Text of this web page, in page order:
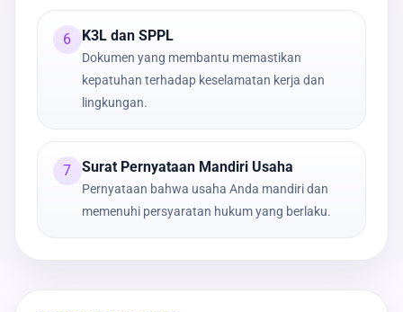
6 K3L dan SPPL
Dokumen yang membantu memastikan
kepatuhan terhadap keselamatan kerja dan
lingkungan.
7 Surat Pernyataan Mandiri Usaha
Pernyataan bahwa usaha Anda mandiri dan
memenuhi persyaratan hukum yang berlaku.